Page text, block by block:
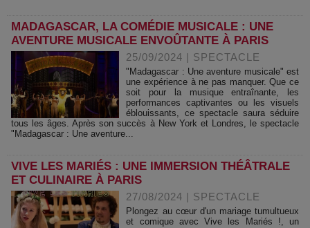
MADAGASCAR, LA COMÉDIE MUSICALE : UNE
AVENTURE MUSICALE ENVOÛTANTE À PARIS
25/09/2024 | SPECTACLE
"Madagascar : Une aventure musicale" est
une expérience à ne pas manquer. Que ce
soit pour la musique entraînante, les
performances captivantes ou les visuels
éblouissants, ce spectacle saura séduire
tous les âges. Après son succès à New York et Londres, le spectacle
"Madagascar : Une aventure...
VIVE LES MARIÉS : UNE IMMERSION THÉÂTRALE
ET CULINAIRE À PARIS
27/08/2024 | SPECTACLE
Plongez au cœur d'un mariage tumultueux
et comique avec Vive les Mariés !, un